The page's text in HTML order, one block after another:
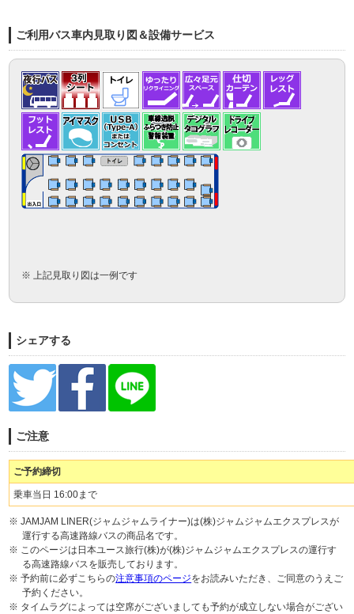
ご利用バス車内見取り図＆設備サービス
※ 上記見取り図は一例です
シェアする
ご注意
ご予約締切
乗車当日 16:00まで
※ JAMJAM LINER(ジャムジャムライナー)は(株)ジャムジャムエクスプレスが
運行する高速路線バスの商品名です。
※ このページは日本ユース旅行(株)が(株)ジャムジャムエクスプレスの運行す
る高速路線バスを販売しております。
※ 予約前に必ずこちらの注意事項のページをお読みいただき、ご同意のうえご
予約ください。
※ タイムラグによっては空席がございましても予約が成立しない場合がござい